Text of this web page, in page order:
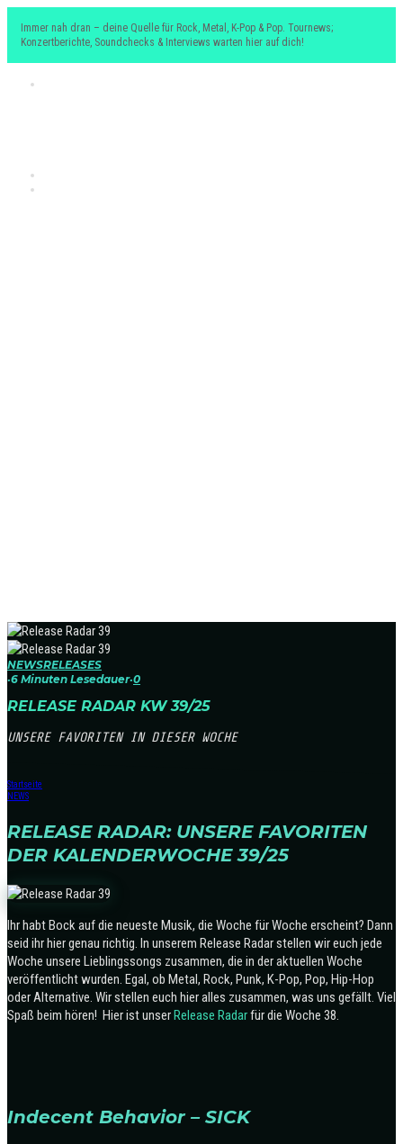
Immer nah dran – deine Quelle für Rock, Metal, K-Pop & Pop. Tournews;
Konzertberichte, Soundchecks & Interviews warten hier auf dich!
NEWSRELEASES
·6 Minuten Lesedauer·0
RELEASE RADAR KW 39/25
UNSERE FAVORITEN IN DIESER WOCHE
Startseite
NEWS
RELEASE RADAR: UNSERE FAVORITEN
DER KALENDERWOCHE 39/25
Ihr habt Bock auf die neueste Musik, die Woche für Woche erscheint? Dann
seid ihr hier genau richtig. In unserem Release Radar stellen wir euch jede
Woche unsere Lieblingssongs zusammen, die in der aktuellen Woche
veröffentlicht wurden. Egal, ob Metal, Rock, Punk, K-Pop, Pop, Hip-Hop
oder Alternative. Wir stellen euch hier alles zusammen, was uns gefällt. Viel
Spaß beim hören! Hier ist unserRelease Radarfür die Woche 38.
Indecent Behavior – SICK